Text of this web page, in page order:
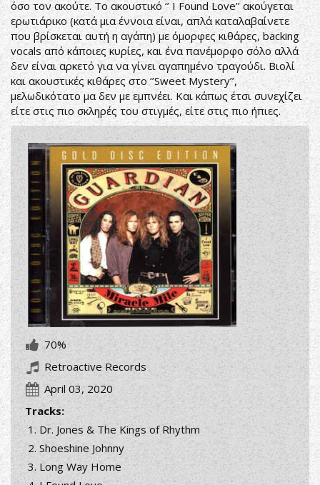
όσο τον ακούτε. Το ακουστικό ‘’ I Found Love’’ ακούγεται
ερωτιάρικο (κατά μια έννοια είναι, απλά καταλαβαίνετε
που βρίσκεται αυτή η αγάπη) με όμορφες κιθάρες, backing
vocals από κάποιες κυρίες, και ένα πανέμορφο σόλο αλλά
δεν είναι αρκετό για να γίνει αγαπημένο τραγούδι. Βιολί
και ακουστικές κιθάρες στο ‘’Sweet Mystery’’,
μελωδικότατο μα δεν με εμπνέει. Και κάπως έτσι συνεχίζει
είτε στις πιο σκληρές του στιγμές, είτε στις πιο ήπιες.
70%
Retroactive Records
April 03, 2020
Tracks:
Dr. Jones & The Kings of Rhythm
Shoeshine Johnny
Long Way Home